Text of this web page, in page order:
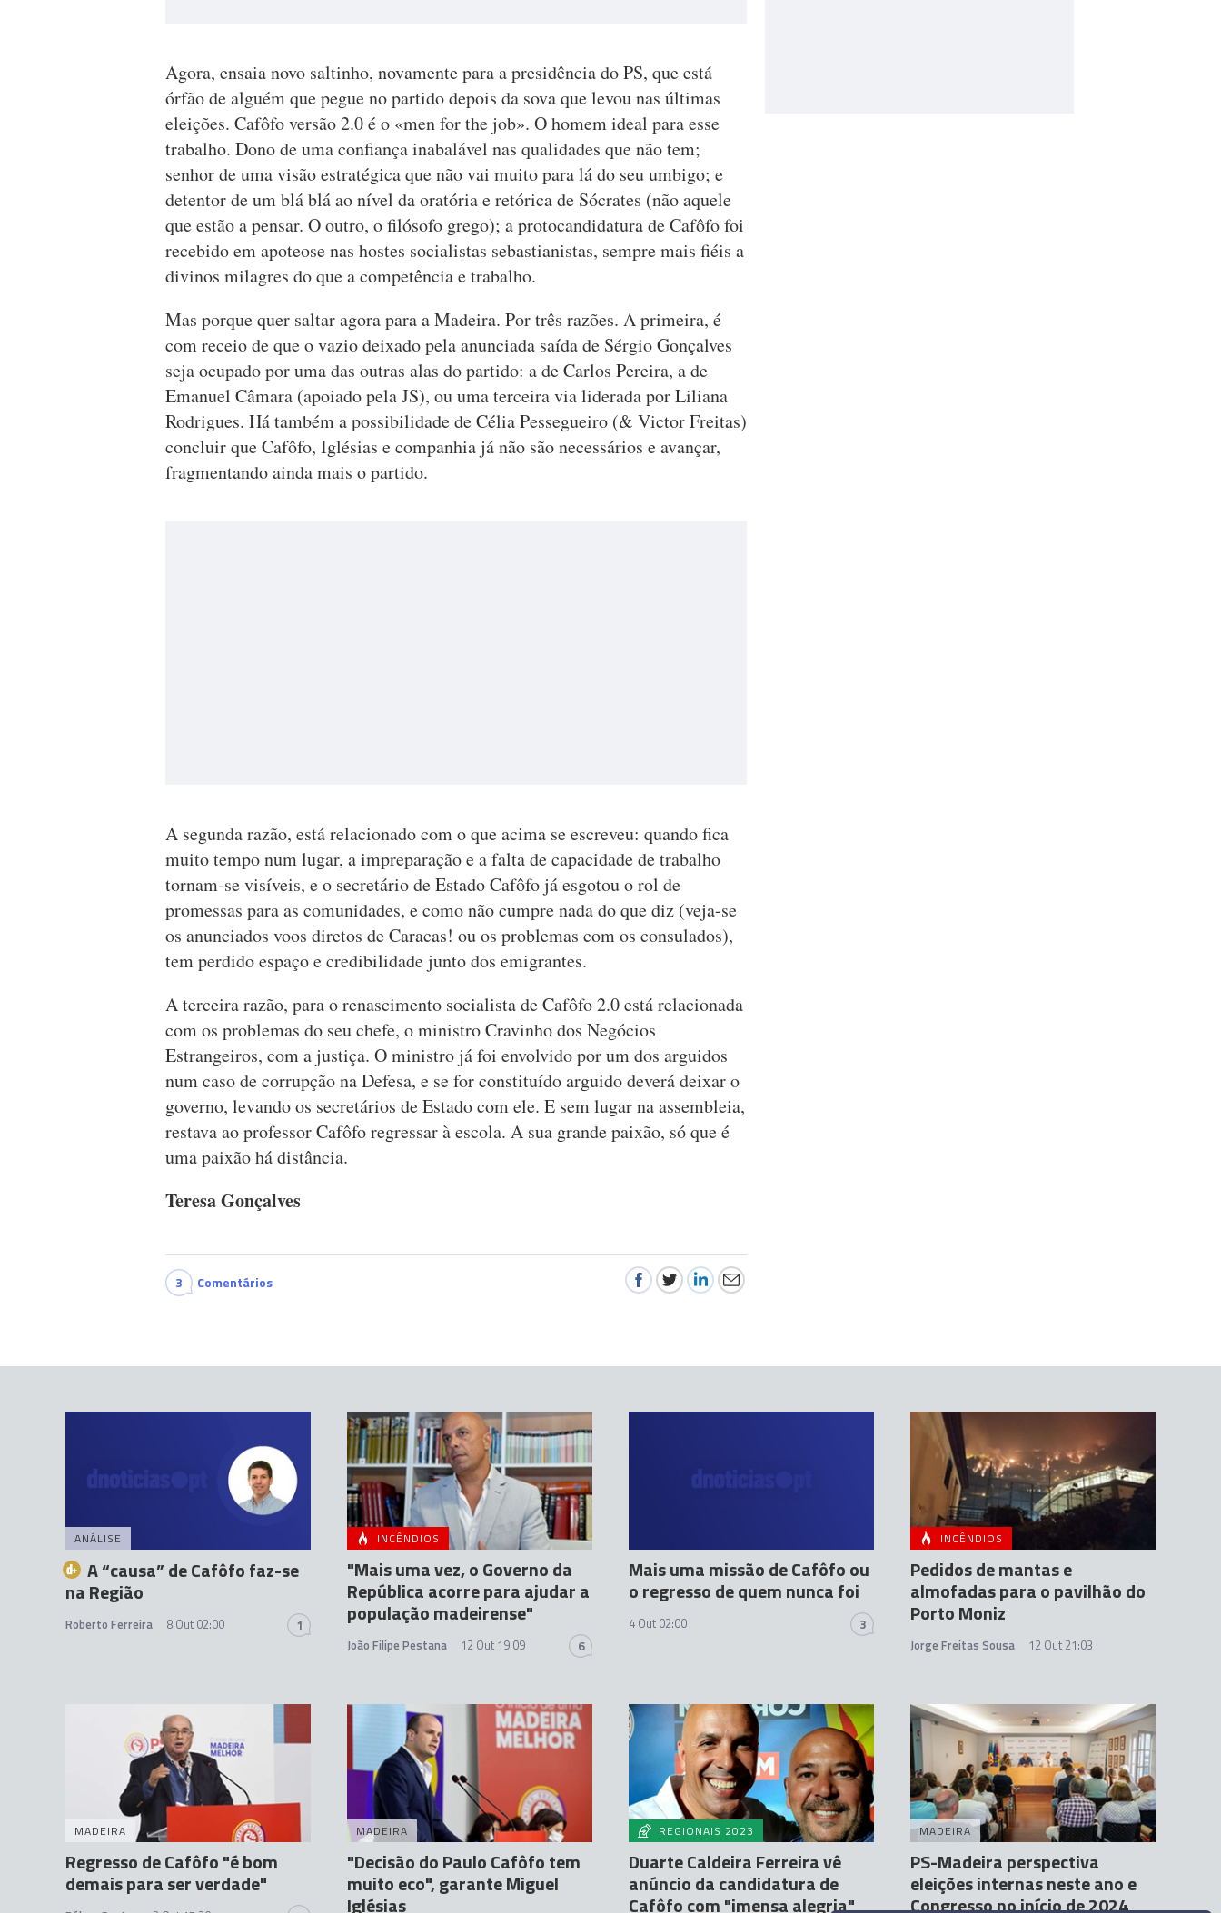
Agora, ensaia novo saltinho, novamente para a presidência do PS, que está
órfão de alguém que pegue no partido depois da sova que levou nas últimas
eleições. Cafôfo versão 2.0 é o «men for the job». O homem ideal para esse
trabalho. Dono de uma confiança inabalável nas qualidades que não tem;
senhor de uma visão estratégica que não vai muito para lá do seu umbigo; e
detentor de um blá blá ao nível da oratória e retórica de Sócrates (não aquele
que estão a pensar. O outro, o filósofo grego); a protocandidatura de Cafôfo foi
recebido em apoteose nas hostes socialistas sebastianistas, sempre mais fiéis a
divinos milagres do que a competência e trabalho.
Mas porque quer saltar agora para a Madeira. Por três razões. A primeira, é
com receio de que o vazio deixado pela anunciada saída de Sérgio Gonçalves
seja ocupado por uma das outras alas do partido: a de Carlos Pereira, a de
Emanuel Câmara (apoiado pela JS), ou uma terceira via liderada por Liliana
Rodrigues. Há também a possibilidade de Célia Pessegueiro (& Victor Freitas)
concluir que Cafôfo, Iglésias e companhia já não são necessários e avançar,
fragmentando ainda mais o partido.
A segunda razão, está relacionado com o que acima se escreveu: quando fica
muito tempo num lugar, a impreparação e a falta de capacidade de trabalho
tornam-se visíveis, e o secretário de Estado Cafôfo já esgotou o rol de
promessas para as comunidades, e como não cumpre nada do que diz (veja-se
os anunciados voos diretos de Caracas! ou os problemas com os consulados),
tem perdido espaço e credibilidade junto dos emigrantes.
A terceira razão, para o renascimento socialista de Cafôfo 2.0 está relacionada
com os problemas do seu chefe, o ministro Cravinho dos Negócios
Estrangeiros, com a justiça. O ministro já foi envolvido por um dos arguidos
num caso de corrupção na Defesa, e se for constituído arguido deverá deixar o
governo, levando os secretários de Estado com ele. E sem lugar na assembleia,
restava ao professor Cafôfo regressar à escola. A sua grande paixão, só que é
uma paixão há distância.
Teresa Gonçalves
3 Comentários
ANÁLISE
A “causa” de Cafôfo faz-se
na Região
Roberto Ferreira 8 Out 02:00 1
INCÊNDIOS
"Mais uma vez, o Governo da
República acorre para ajudar a
população madeirense"
João Filipe Pestana 12 Out 19:09 6
Mais uma missão de Cafôfo ou
o regresso de quem nunca foi
4 Out 02:00 3
INCÊNDIOS
Pedidos de mantas e
almofadas para o pavilhão do
Porto Moniz
Jorge Freitas Sousa 12 Out 21:03
MADEIRA
Regresso de Cafôfo "é bom
demais para ser verdade"
MADEIRA
"Decisão do Paulo Cafôfo tem
muito eco", garante Miguel
Iglésias
REGIONAIS 2023
Duarte Caldeira Ferreira vê
anúncio da candidatura de
Cafôfo com "imensa alegria"
MADEIRA
PS-Madeira perspectiva
eleições internas neste ano e
Congresso no início de 2024